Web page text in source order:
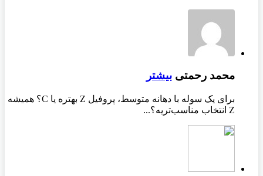
محمد رحمتی بیشتر
برای یک سوله با دهانه متوسط، پروفیل Z بهتره یا C؟ همیشه
Z انتخاب مناسب‌تریه؟...